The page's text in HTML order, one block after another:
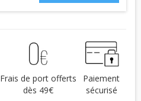
Frais de port offerts
dès 49€
Paiement
sécurisé